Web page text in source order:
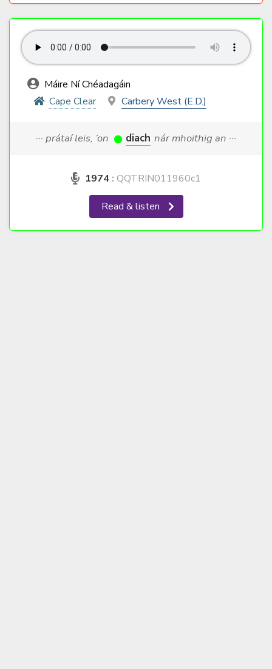
Máire Ní Chéadagáin
Cape Clear
Carbery West (E.D.)
··· prátaí leis, ’on diach nár mhoithig an ···
1974 : QQTRIN011960c1
Read & listen